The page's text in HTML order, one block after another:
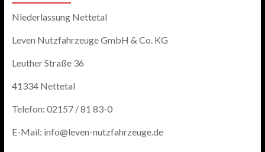
Niederlassung Nettetal
Leven Nutzfahrzeuge GmbH & Co. KG
Leuther Straße 36
41334 Nettetal
Telefon: 02157 / 81 83-0
E-Mail: info@leven-nutzfahrzeuge.de